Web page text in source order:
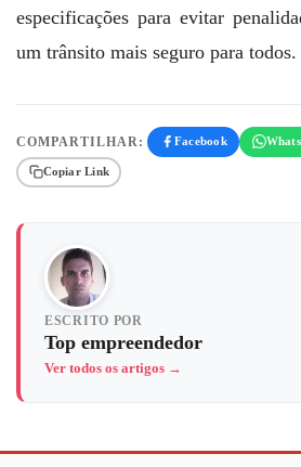
especificações para evitar
um trânsito mais seguro para todos.
COMPARTILHAR: Facebook
Copiar Link
ESCRITO POR
Top empreendedor
Ver todos os artigos →